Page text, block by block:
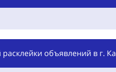
объявлений в г.